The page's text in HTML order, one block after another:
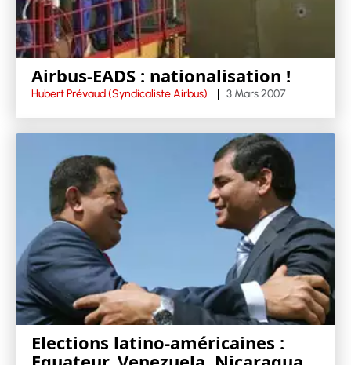
Airbus-EADS : nationalisation !
Hubert Prévaud (Syndicaliste Airbus) 3 Mars 2007
Elections latino-américaines :